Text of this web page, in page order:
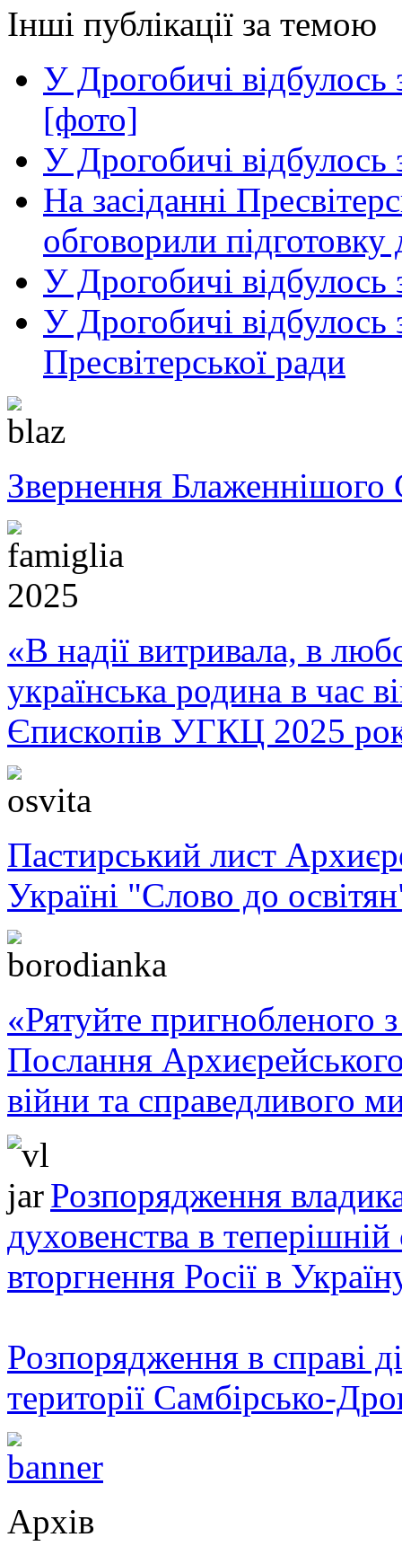
Інші публікації за темою
У Дрогобичі відбулось
[фото]
У Дрогобичі відбулось
На засіданні
обговорили
У Дрогобичі відбулось
У Дрогобичі відбулось
Пресвітерської ради
Звернення Блаженнішого
«В надії витривала, в
українська родина в час
Єпископів УГКЦ 2025
Пастирський лист
Україні "Слово до
«Рятуйте пригнобленого
Послання
війни та справедливого
Розпорядження
духовенства в теперішній
вторгнення Росії в
Розпорядження в справі
території Самбірсько-
Архів